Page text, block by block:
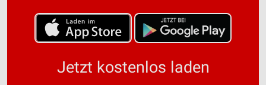
Jetzt kostenlos laden